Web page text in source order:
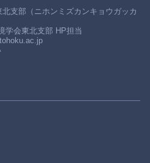
支部（ニホンミズカンキョウガッカ
学会東北支部 HP担当